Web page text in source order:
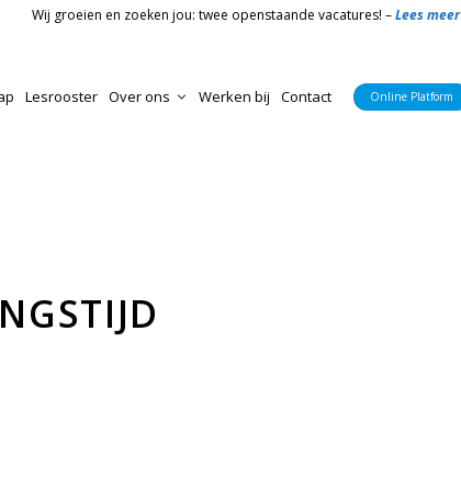
Wij groeien en zoeken jou: twee openstaande vacatures! –Lees meer
Lesrooster Over ons Werken bij Contact Online Platform